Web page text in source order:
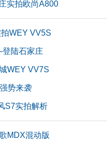
实拍欧尚A800
WEY VV5S
陆石家庄
WEY VV7S
势来袭
S7实拍解析
MDX混动版